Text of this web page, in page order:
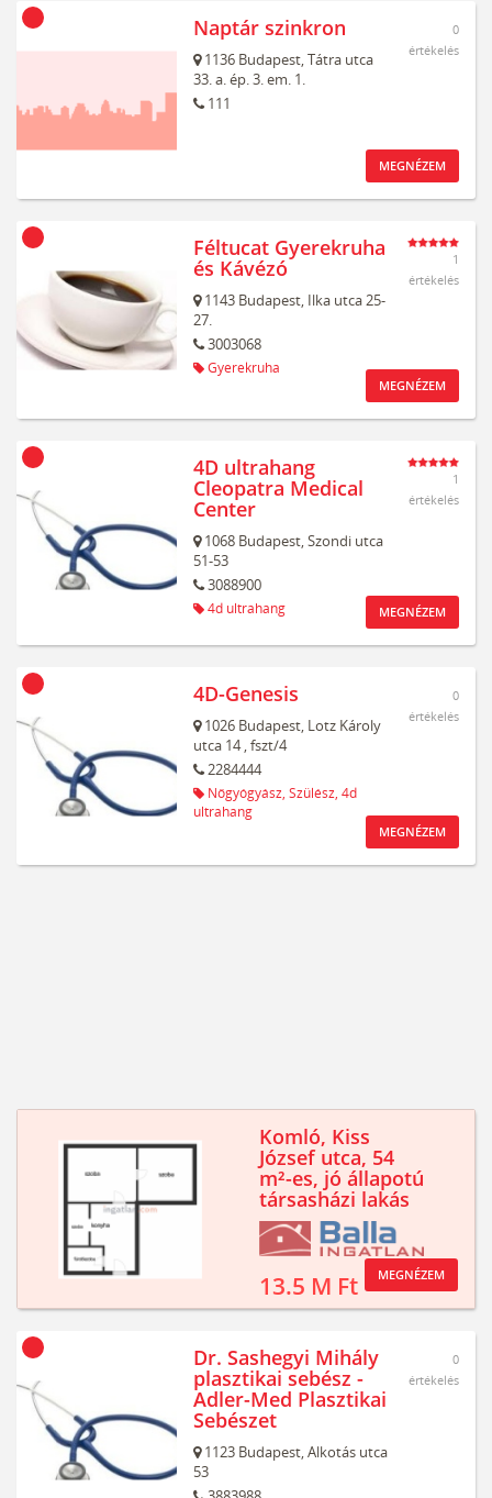
Naptár szinkron
1136 Budapest,Tátra utca
33. a. ép. 3. em. 1.
111
0
értékelés
MEGNÉZEM
Féltucat Gyerekruha
és Kávézó
1143 Budapest, Ilka utca 25-
27.
3003068
Gyerekruha
1
értékelés
MEGNÉZEM
4D ultrahang
Cleopatra Medical
Center
1068 Budapest,Szondi utca
51-53
3088900
4d ultrahang
1
értékelés
MEGNÉZEM
4D-Genesis
1026 Budapest, Lotz Károly
utca 14, fszt/4
2284444
Nőgyógyász, Szülész, 4d
ultrahang
0
értékelés
MEGNÉZEM
Komló, Kiss
József utca, 54
m²-es, jó állapotú
társasházi lakás
13.5 M Ft MEGNÉZEM
Dr. Sashegyi Mihály
plasztikai sebész -
Adler-Med Plasztikai
Sebészet
1123 Budapest,Alkotás utca
53
0
értékelés